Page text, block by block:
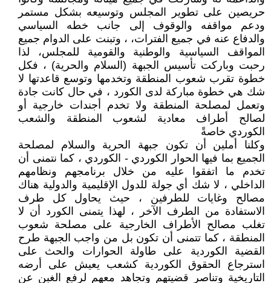
حريصين على تطوير المجلس وتوسيعه بشكل مستمر
ودعم مواقفه والوقوف إلى جانب خطه السياسي
والدفاع عنه في جميع الفترات، ، وتبنت على الدوام جميع
المواقف السياسية والوطنية والقومية للمجلس، لذا
رحبت وباركت تأسيس الجبهة (السلام والحرية) ، فكل
خطوة تقرب شعوب المنطقة وتخدمها وتوسع قاعدتها لا
شك هي خطوة مباركة لدى الكورد ، في حال كانت جادة
وتعمل لمصلحة المنطقة ولا تخدم أجندات خارجية أو
لصالح أطراف معادية لشعوب المنطقة والشعب
الكوردي خاصةً
وكلنا أملين أن تكون جبهة الحرية والسلام لمصلحة
الجميع بما فيها الحوار الكوردي - الكوردي ، كما نتمنى أن
تخدم ما اتفقوا عليه من خلال برنامجهم ونظامهم
الداخلي ، لا شك أي جولة للدول الإقليمية والدولية هناك
مصالح وغايات للطرفين ، حيث يحاول كل طرف
الاستفادة من الطرف الآخر ، لهذا يتمنى الكورد أن لا
تغلب مصالح الأطراف الخارجية على مصلحة شعوب
المنطقة ، كما تتمنى أن تكون بل من واجب الجبهة طرح
القضية الكوردية على طاولة الحوارات والحث على
استرجاع الحقوق الكوردية كشعب يعيش على أرضه
التاريخية وتناصر قضيتهم وتجاهد معهم لرفع الغبن عن